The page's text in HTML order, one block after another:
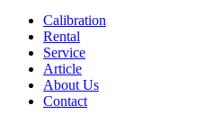
Calibration
Rental
Service
Article
About Us
Contact